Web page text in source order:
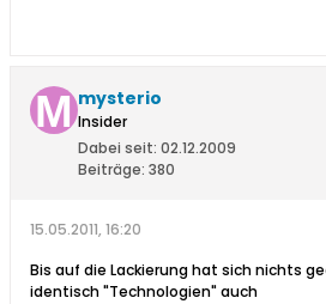
mysterio
Insider
Dabei seit: 02.12.2009
Beiträge: 380
15.05.2011, 16:20
Bis auf die Lackierung hat sich nichts
identisch "Technologien" auch